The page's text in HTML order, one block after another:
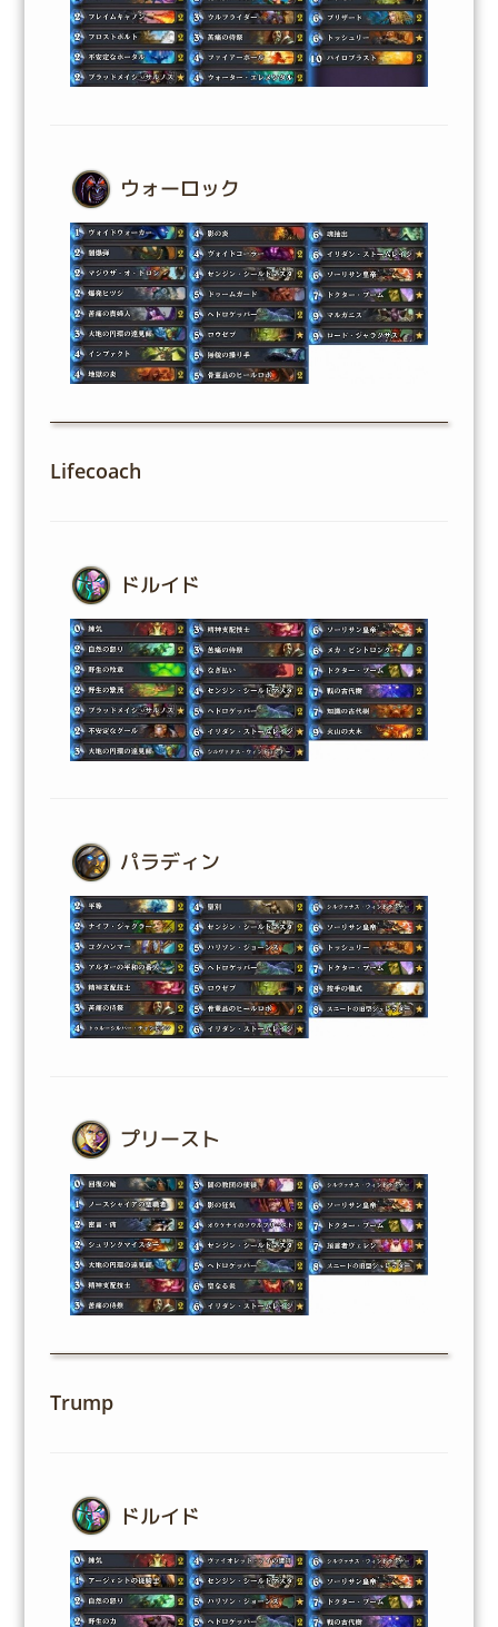
ウォーロック
Lifecoach
ドルイド
パラディン
プリースト
Trump
ドルイド